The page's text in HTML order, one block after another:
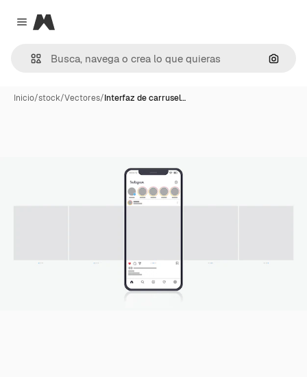
Close menu
Magnific
Inicio/stock/Vectores/Interfaz de carrusel…